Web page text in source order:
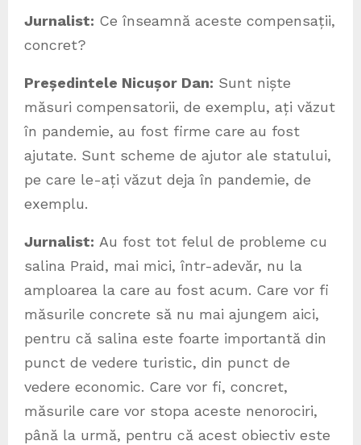
Jurnalist: Ce înseamnă aceste compensații,
concret?
Președintele Nicușor Dan: Sunt niște
măsuri compensatorii, de exemplu, ați văzut
în pandemie, au fost firme care au fost
ajutate. Sunt scheme de ajutor ale statului,
pe care le-ați văzut deja în pandemie, de
exemplu.
Jurnalist: Au fost tot felul de probleme cu
salina Praid, mai mici, într-adevăr, nu la
amploarea la care au fost acum. Care vor fi
măsurile concrete să nu mai ajungem aici,
pentru că salina este foarte importantă din
punct de vedere turistic, din punct de
vedere economic. Care vor fi, concret,
măsurile care vor stopa aceste nenorociri,
până la urmă, pentru că acest obiectiv este